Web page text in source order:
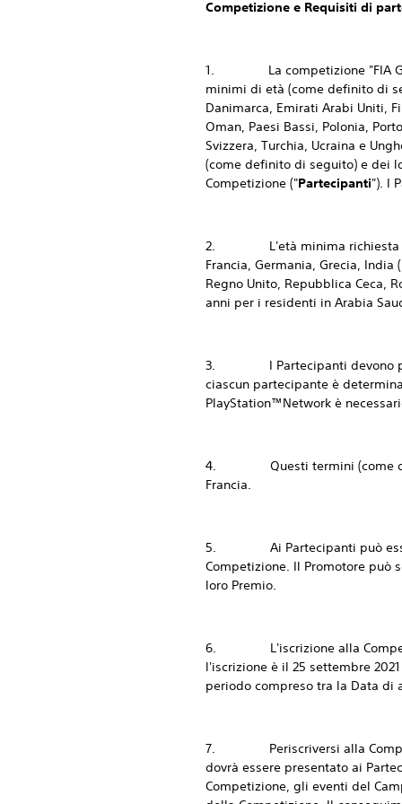
Competizione e Requisiti di
1. La competizione "FIA
minimi di età (come definito di
Danimarca, Emirati Arabi Uniti,
Oman, Paesi Bassi, Polonia,
Svizzera, Turchia, Ucraina e
(come definito di seguito) e dei
Competizione ("Partecipanti"). I
2. L'età minima richiesta è di
Francia, Germania, Grecia,
Regno Unito, Repubblica Ceca,
anni per i residenti in Arabia
3. I Partecipanti devono
ciascun partecipante è
PlayStation™Network è
4. Questi termini (come
Francia.
5. Ai Partecipanti può essere
Competizione. Il Promotore può
loro Premio.
6. L'iscrizione alla
l'iscrizione è il 25 settembre
periodo compreso tra la Data di
7. Periscriversi alla
dovrà essere presentato ai
Competizione, gli eventi del